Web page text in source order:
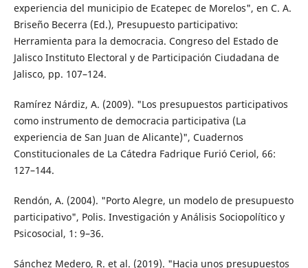
experiencia del municipio de Ecatepec de Morelos", en C. A.
Briseño Becerra (Ed.), Presupuesto participativo:
Herramienta para la democracia. Congreso del Estado de
Jalisco Instituto Electoral y de Participación Ciudadana de
Jalisco, pp. 107–124.
Ramírez Nárdiz, A. (2009). "Los presupuestos participativos
como instrumento de democracia participativa (La
experiencia de San Juan de Alicante)", Cuadernos
Constitucionales de La Cátedra Fadrique Furió Ceriol, 66:
127–144.
Rendón, A. (2004). "Porto Alegre, un modelo de presupuesto
participativo", Polis. Investigación y Análisis Sociopolítico y
Psicosocial, 1: 9–36.
Sánchez Medero, R. et al. (2019). "Hacia unos presupuestos